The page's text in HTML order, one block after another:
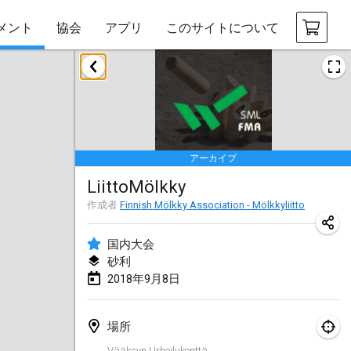
ント 協会 アプリ このサイトについて
アーカイブ
LiittoMölkky
作成者 Finnish Mölkky Association - Mölkkyliitto
国内大会
砂利
2018年9月8日
場所
2018年1月
Open des rois de Mölkky
2018年1月21日|フランス
Individuel du Garo
2018年1月21日
Tournoi d'Hiver
2018年1月27日